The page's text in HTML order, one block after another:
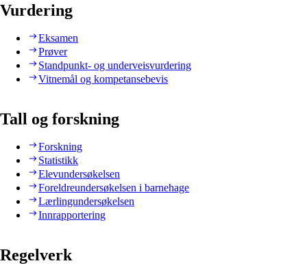
Vurdering
Eksamen
Prøver
Standpunkt- og underveisvurdering
Vitnemål og kompetansebevis
Tall og forskning
Forskning
Statistikk
Elevundersøkelsen
Foreldreundersøkelsen i barnehage
Lærlingundersøkelsen
Innrapportering
Regelverk